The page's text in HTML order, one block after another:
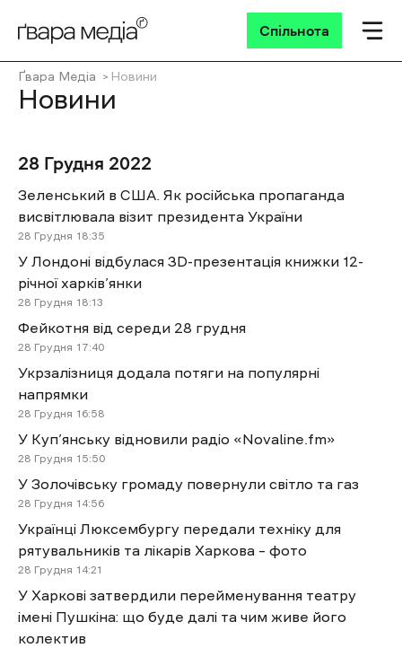
Спільнота
Ґвара Медіа Новини
Новини
28 Грудня 2022
Зеленський в США. Як російська пропаганда
висвітлювала візит президента України
28 Грудня 18:35
У Лондоні відбулася 3D-презентація книжки 12-
річної харків’янки
28 Грудня 18:13
Фейкотня від середи 28 грудня
28 Грудня 17:40
Укрзалізниця додала потяги на популярні
напрямки
28 Грудня 16:58
У Куп’янську відновили радіо «Novaline.fm»
28 Грудня 15:50
У Золочівську громаду повернули світло та газ
28 Грудня 14:56
Українці Люксембургу передали техніку для
рятувальників та лікарів Харкова – фото
28 Грудня 14:21
У Харкові затвердили перейменування театру
імені Пушкіна: що буде далі та чим живе його
колектив